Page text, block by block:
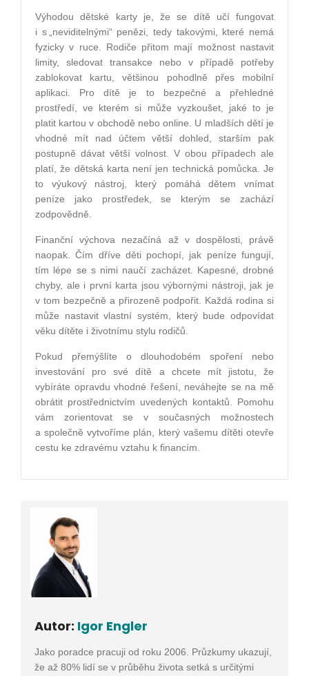
Výhodou dětské karty je, že se dítě učí fungovat
i s „neviditelnými“ penězi, tedy takovými, které nemá
fyzicky v ruce. Rodiče přitom mají možnost nastavit
limity, sledovat transakce nebo v případě potřeby
zablokovat kartu, většinou pohodlně přes mobilní
aplikaci. Pro dítě je to bezpečné a přehledné
prostředí, ve kterém si může vyzkoušet, jaké to je
platit kartou v obchodě nebo online. U mladších dětí je
vhodné mít nad účtem větší dohled, starším pak
postupně dávat větší volnost. V obou případech ale
platí, že dětská karta není jen technická pomůcka. Je
to výukový nástroj, který pomáhá dětem vnímat
peníze jako prostředek, se kterým se zachází
zodpovědně.
Finanční výchova nezačíná až v dospělosti, právě
naopak. Čím dříve děti pochopí, jak peníze fungují,
tím lépe se s nimi naučí zacházet. Kapesné, drobné
chyby, ale i první karta jsou výbornými nástroji, jak je
v tom bezpečně a přirozeně podpořit. Každá rodina si
může nastavit vlastní systém, který bude odpovídat
věku dítěte i životnímu stylu rodičů.
Pokud přemýšlíte o dlouhodobém spoření nebo
investování pro své dítě a chcete mít jistotu, že
vybíráte opravdu vhodné řešení, neváhejte se na mě
obrátit prostřednictvím uvedených kontaktů. Pomohu
vám zorientovat se v současných možnostech
a společně vytvoříme plán, který vašemu dítěti otevře
cestu ke zdravému vztahu k financím.
Autor: Igor Engler
Jako poradce pracuji od roku 2006. Průzkumy ukazují,
že až 80% lidí se v průběhu života setká s určitými